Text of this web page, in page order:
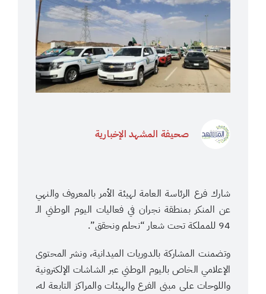
صحيفة المشهد الإخبارية
شارك فرع الرئاسة العامة لهيئة الأمر بالمعروف والنهي
عن المنكر بمنطقة نجران في فعاليات اليوم الوطني الـ
94 للمملكة تحت شعار “نحلم ونحقق”.
وتضمنت المشاركة بالدوريات الميدانية، ونشر المحتوى
الإعلامي الخاص باليوم الوطني عبر الشاشات الإلكترونية
واللوحات على مبنى الفرع والهيئات والمراكز التابعة له،